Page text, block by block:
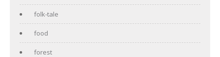
folk-tale
food
forest